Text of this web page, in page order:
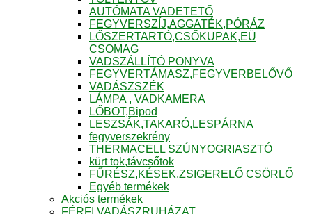
AUTÓMATA VADETETŐ
FEGYVERSZÍJ,AGGATÉK,PÓRÁZ
LŐSZERTARTÓ,CSŐKUPAK,EÜ
CSOMAG
VADSZÁLLÍTÓ PONYVA
FEGYVERTÁMASZ,FEGYVERBELŐVŐ
VADÁSZSZÉK
LÁMPA , VADKAMERA
LŐBOT,Bipod
LESZSÁK,TAKARÓ,LESPÁRNA
fegyverszekrény
THERMACELL SZÚNYOGRIASZTÓ
kürt tok,távcsőtok
FŰRÉSZ,KÉSEK,ZSIGERELŐ CSÖRLŐ
Egyéb termékek
Akciós termékek
FÉRFI VADÁSZRUHÁZAT